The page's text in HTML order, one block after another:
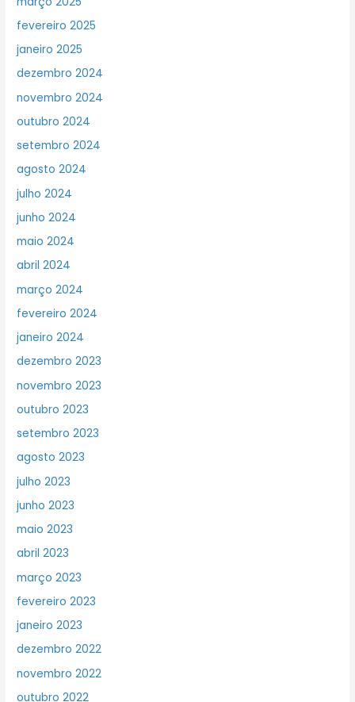
fevereiro 2025
janeiro 2025
dezembro 2024
novembro 2024
outubro 2024
setembro 2024
agosto 2024
julho 2024
junho 2024
maio 2024
abril 2024
março 2024
fevereiro 2024
janeiro 2024
dezembro 2023
novembro 2023
outubro 2023
setembro 2023
agosto 2023
julho 2023
junho 2023
maio 2023
abril 2023
março 2023
fevereiro 2023
janeiro 2023
dezembro 2022
novembro 2022
outubro 2022